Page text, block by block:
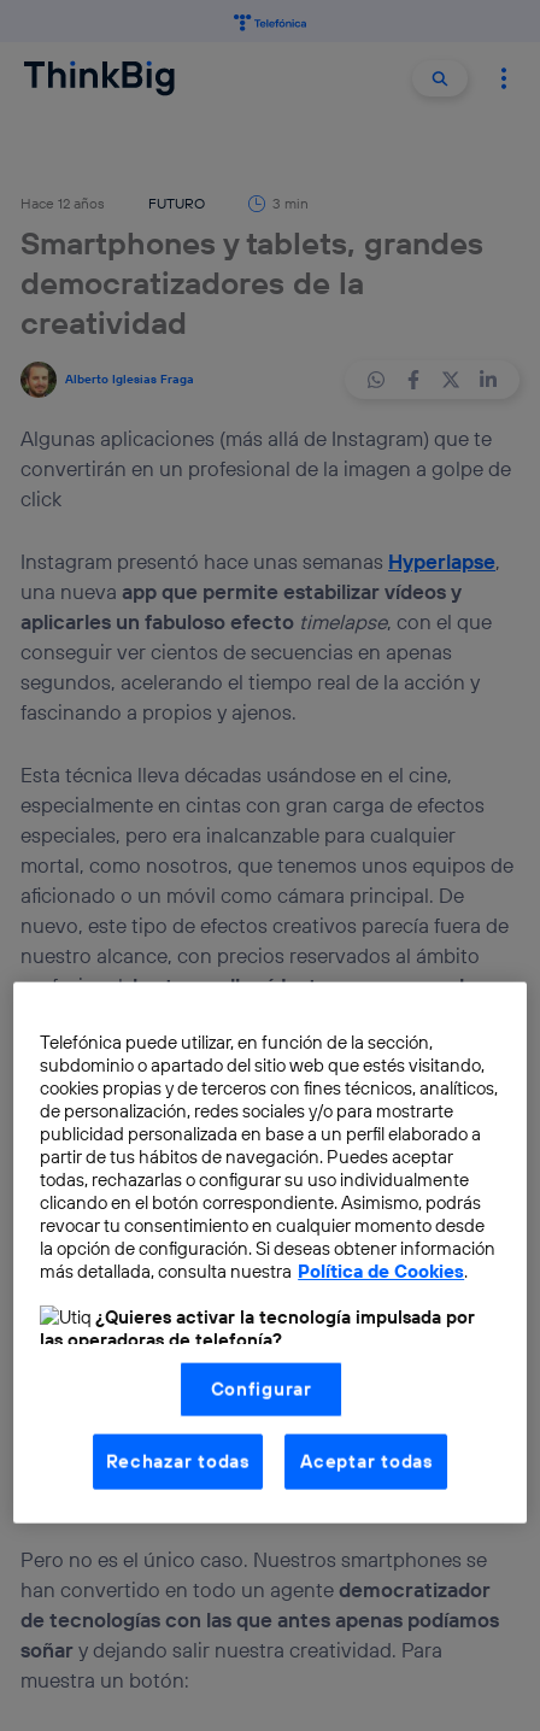
Buscar
Hace 12 años FUTURO 3 min
Smartphones y tablets, grandes
democratizadores de la
creatividad
Alberto Iglesias Fraga
Algunas aplicaciones (más allá de Instagram) que te
convertirán en un profesional de la imagen a golpe de
click
Instagram presentó hace unas semanas Hyperlapse,
una nueva app que permite estabilizar vídeos y
aplicarles un fabuloso efecto timelapse, con el que
conseguir ver cientos de secuencias en apenas
segundos, acelerando el tiempo real de la acción y
fascinando a propios y ajenos.
Esta técnica lleva décadas usándose en el cine,
especialmente en cintas con gran carga de efectos
especiales, pero era inalcanzable para cualquier
mortal, como nosotros, que tenemos unos equipos de
aficionado o un móvil como cámara principal. De
nuevo, este tipo de efectos creativos parecía fuera de
nuestro alcance, con precios reservados al ámbito
profesional,hasta que llegó Instagram y puso al
coste cero!
Pero no es el único caso. Nuestros smartphones se
han convertido en todo un agentedemocratizador
de tecnologías con las que antes apenas podíamos
soñary dejando salir nuestra creatividad. Para
muestra un botón:
Telefónica puede utilizar, en función de la sección,
subdominio o apartado del sitio web que estés visitando,
cookies propias y de terceros con fines técnicos, analíticos,
de personalización, redes sociales y/o para mostrarte
publicidad personalizada en base a un perfil elaborado a
partir de tus hábitos de navegación. Puedes aceptar
todas, rechazarlas o configurar su uso individualmente
clicando en el botón correspondiente. Asimismo, podrás
revocar tu consentimiento en cualquier momento desde
la opción de configuración. Si deseas obtener información
más detallada, consulta nuestra Política de Cookies.
¿Quieres activar la tecnología impulsada por
las operadoras de telefonía?
Nosotros, Telefónica S.A., utilizamos la tecnología Utiq para
realizar nuestras acciones de marketing digital o análisis
(como se describe en este aviso de consentimiento)
basadas en tu navegación en nuestra(s) web(s)
aquí (solo cuando utilizas una conexión a
internet habilitada , proporcionada por una de las
operadoras de telefonía participantes, y otorgas tu
prioridad ofreciéndote elección y control.
La tecnología utiliza un identificador cifrado creado por tu
operadora de telefonía, utilizando tu dirección IP y otra
información de la cuenta de cliente de
telecomunicaciones vinculada a la conexión que utilizas
(p. ej., número de teléfono móvil).
Configurar
Rechazar todas Aceptar todas